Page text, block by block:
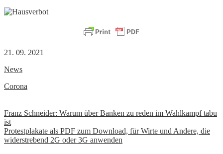
21. 09. 2021
News
Corona
Beitrags-
Navigation
Franz Schneider: Warum über Banken zu reden im Wahlkampf tabu
ist
Protestplakate als PDF zum Download, für Wirte und Andere, die
widerstrebend 2G oder 3G anwenden